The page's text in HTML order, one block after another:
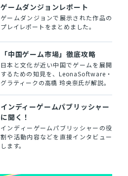
ゲームダンジョンレポート
ゲームダンジョンで展示された作品の
プレイレポートをまとめました。
「中国ゲーム市場」徹底攻略
日本と文化が近い中国でゲームを展開
するための知見を、LeonaSoftware・
グラティークの高橋 玲央奈氏が解説。
インディーゲームパブリッシャー
に聞く！
インディーゲームパブリッシャーの役
割や活動内容などを直接インタビュー
します。